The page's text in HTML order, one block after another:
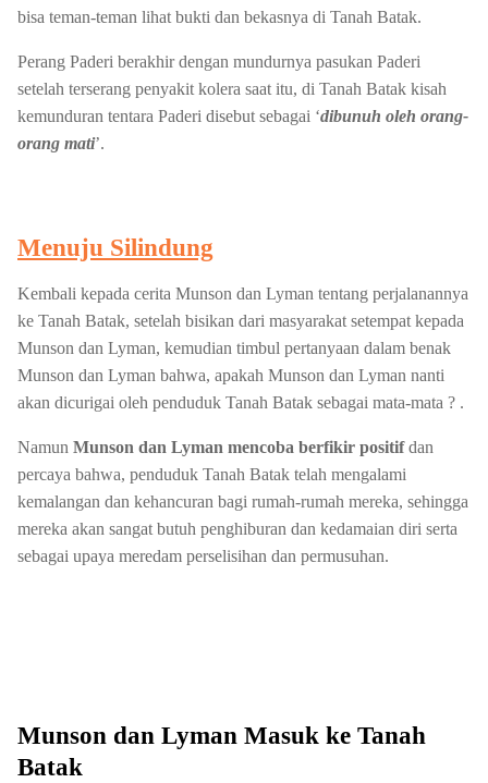
bisa teman-teman lihat bukti dan bekasnya di Tanah Batak.
Perang Paderi berakhir dengan mundurnya pasukan Paderi
setelah terserang penyakit kolera saat itu, di Tanah Batak kisah
kemunduran tentara Paderi disebut sebagai ‘dibunuh oleh orang-
orang mati’.
Menuju Silindung
Kembali kepada cerita Munson dan Lyman tentang perjalanannya
ke Tanah Batak, setelah bisikan dari masyarakat setempat kepada
Munson dan Lyman, kemudian timbul pertanyaan dalam benak
Munson dan Lyman bahwa, apakah Munson dan Lyman nanti
akan dicurigai oleh penduduk Tanah Batak sebagai mata-mata ? .
Namun Munson dan Lyman mencoba berfikir positifdan
percaya bahwa, penduduk Tanah Batak telah mengalami
kemalangan dan kehancuran bagi rumah-rumah mereka, sehingga
mereka akan sangat butuh penghiburan dan kedamaian diri serta
sebagai upaya meredam perselisihan dan permusuhan.
Munson dan Lyman Masuk ke Tanah
Batak